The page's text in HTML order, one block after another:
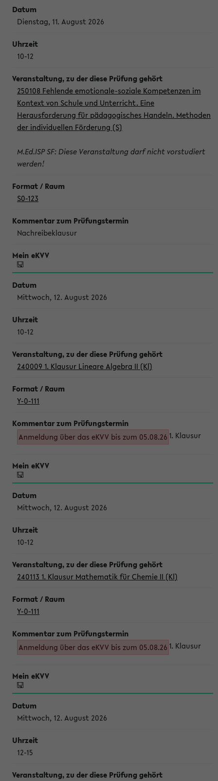
Dienstag, 11. August 2026
10-12
250108 Fehlende emotionale-soziale Kompetenzen im
Kontext von Schule und Unterricht. Eine
Herausforderung für pädagogisches Handeln. Methoden
der individuellen Förderung (S)
M.Ed.ISP SF: Diese Veranstaltung darf nicht vorstudiert
werden!
S0-123
Nachreibeklausur
Mittwoch, 12. August 2026
10-12
240009 1. Klausur Lineare Algebra II (Kl)
Y-0-111
Anmeldung über das eKVV bis zum 05.08.26 1. Klausur
Mittwoch, 12. August 2026
10-12
240113 1. Klausur Mathematik für Chemie II (Kl)
Y-0-111
Anmeldung über das eKVV bis zum 05.08.26 1. Klausur
Mittwoch, 12. August 2026
12-15